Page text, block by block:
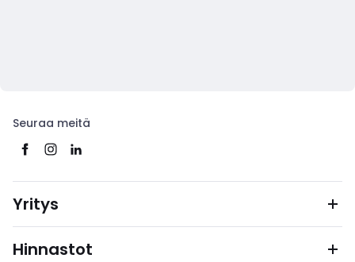
Seuraa meitä
Yritys
Hinnastot